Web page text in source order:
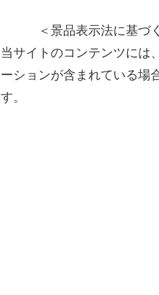
＜景品表示法に基づ
当サイトのコンテンツには
ーションが含まれている場
す。